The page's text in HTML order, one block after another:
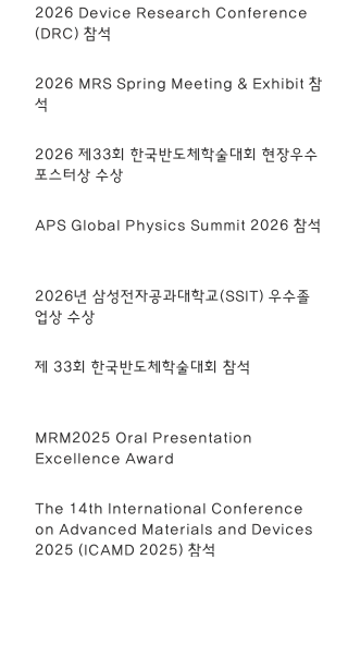
2026 Device Research Conference
(DRC) 참석
2026 MRS Spring Meeting & Exhibit 참
석
2026 제33회 한국반도체학술대회 현장우수
포스터상 수상
APS Global Physics Summit 2026 참석
2026년 삼성전자공과대학교(SSIT) 우수졸
업상 수상
제 33회 한국반도체학술대회 참석
MRM2025 Oral Presentation
Excellence Award
The 14th International Conference
on Advanced Materials and Devices
2025 (ICAMD 2025) 참석